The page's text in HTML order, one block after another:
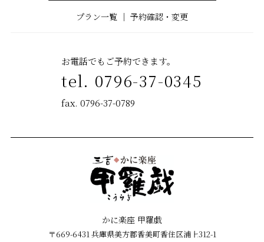
プラン一覧 ｜ 予約確認・変更
お電話でもご予約できます。
tel. 0796-37-0345
fax. 0796-37-0789
かに楽座 甲羅戯
〒669-6431 兵庫県美方郡香美町香住区浦上312-1